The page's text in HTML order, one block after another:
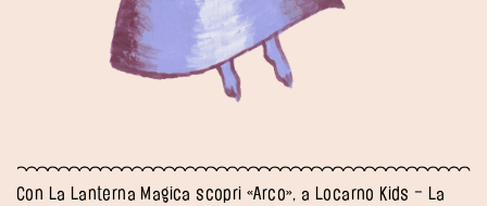
Con La Lanterna Magica scopri «Arco», a Locarno Kids – La